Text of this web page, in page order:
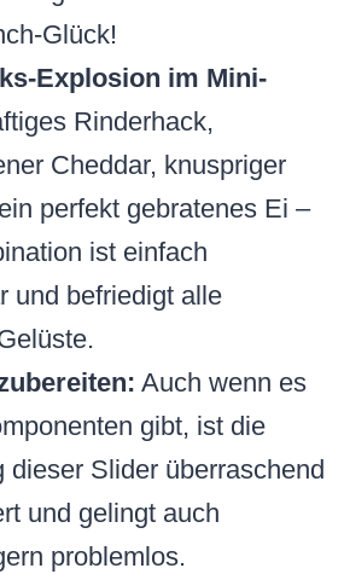
Glück!
Explosion im Mini-
Rinderhack,
Cheddar, knuspriger
perfekt gebratenes Ei –
ist einfach
und befriedigt alle
Auch wenn es
gibt, ist die
dieser Slider überraschend
und gelingt auch
problemlos.